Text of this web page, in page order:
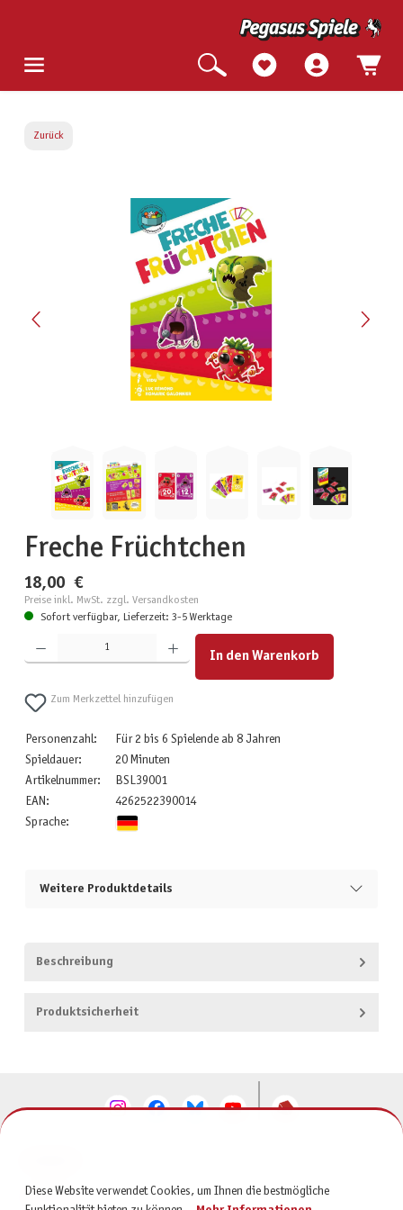
Zurück
Bildergalerie überspringen
Freche Früchtchen
18,00 €
Preise inkl. MwSt. zzgl. Versandkosten
Sofort verfügbar, Lieferzeit: 3-5 Werktage
Produkt Anzahl: Gib den gewünschten Wert ein oder benutze die Schaltflächen um die Anzahl zu
In den Warenkorb
Zum Merkzettel hinzufügen
Personenzahl:
Für 2 bis 6 Spielende ab 8 Jahren
Spieldauer:
20 Minuten
Artikelnummer:
BSL39001
EAN:
4262522390014
Sprache:
Weitere Produktdetails
Beschreibung
Produktsicherheit
SERVICE
Diese Website verwendet Cookies, um Ihnen die bestmögliche